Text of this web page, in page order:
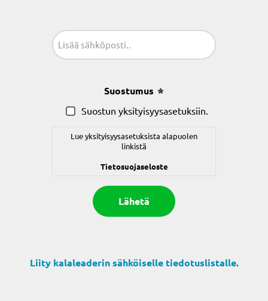
Suostumus
Suostun yksityisyysasetuksiin.
Lue yksityisyysasetuksista alapuolen
linkistä
Tietosuojaseloste
Liity kalaleaderin sähköiselle tiedotuslistalle.